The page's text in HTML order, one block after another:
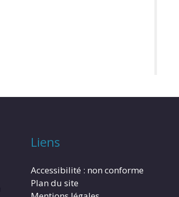
Liens
Accessibilité : non conforme
Plan du site